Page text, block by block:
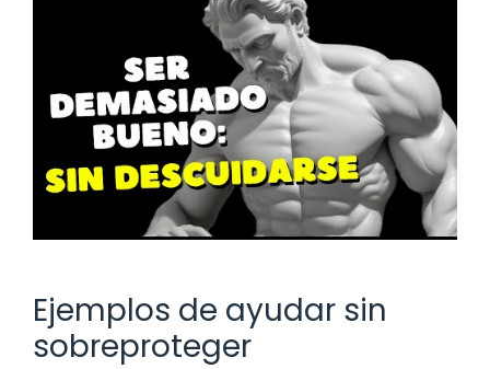
Ejemplos de ayudar sin
sobreproteger